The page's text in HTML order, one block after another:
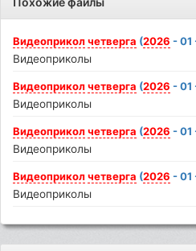
Видеоприкол четверга (2026 -
Видеоприколы
Видеоприкол четверга (2026 -
Видеоприколы
Видеоприкол четверга (2026 - 01
Видеоприколы
Видеоприкол четверга (2026 -
Видеоприколы